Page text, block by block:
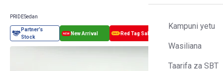
Kampuni yetu
Wasiliana
Taarifa za SBT
PRIDESedan